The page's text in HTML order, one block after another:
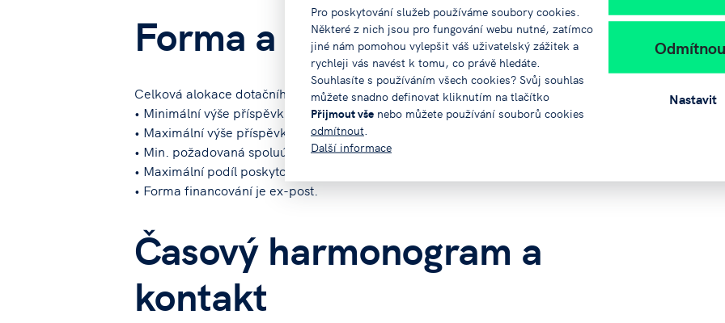
Pro poskytování služeb používáme soubory cookies.
Některé z nich jsou pro fungování webu nutné, zatímco
jiné nám pomohou vylepšit váš uživatelský zážitek a
rychleji vás navést k tomu, co právě hledáte.
Souhlasíte s používáním všech cookies? Svůj souhlas
můžete snadno definovat kliknutím na tlačítko
Přijmout vše nebo můžete používání souborů cookies
odmítnout
Další informace
Nastavit
Forma a výše podpory
Celková alokace dotačního programu činí 10.000.000,- Kč.
• Minimální výše příspěvku je 100.000,- Kč.
• Maximální výše příspěvku je 1.000.000,- Kč.
• Min. požadovaná spoluúčast žadatele je 15 %.
• Maximální podíl poskytovatele dotace je 85 %.
• Forma financování je ex-post.
Časový harmonogram a
kontakt